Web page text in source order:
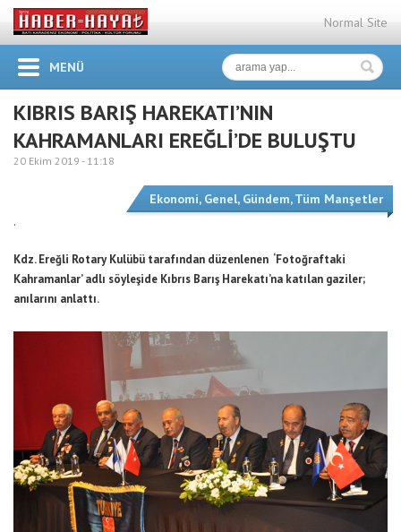
Normal Site
MENÜ
KIBRIS BARIŞ HAREKATI’NIN
KAHRAMANLARI EREĞLİ’DE BULUŞTU
20 Ekim 2019 - 11:18
Ekonomi, Genel, Gündem,Tüm Manşetler
.
Kdz. Ereğli Rotary Kulübü tarafından düzenlenen ‘Fotoğraftaki
Kahramanlar’ adlı söyleşide Kıbrıs Barış Harekatı’na katılan gaziler;
anılarını anlattı.